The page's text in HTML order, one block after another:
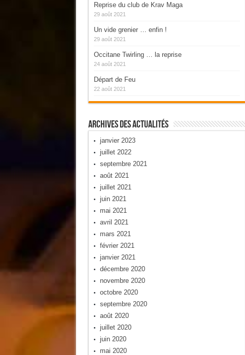
Reprise du club de Krav Maga
29 août 2021
Un vide grenier … enfin !
29 août 2021
Occitane Twirling … la reprise
24 août 2021
Départ de Feu
22 août 2021
Archives Des Actualités
janvier 2023
juillet 2022
septembre 2021
août 2021
juillet 2021
juin 2021
mai 2021
avril 2021
mars 2021
février 2021
janvier 2021
décembre 2020
novembre 2020
octobre 2020
septembre 2020
août 2020
juillet 2020
juin 2020
mai 2020